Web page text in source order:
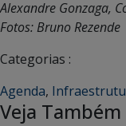
Alexandre Gonzaga,
Fotos: Bruno Rezende
Categorias :
Agenda,
Veja Também